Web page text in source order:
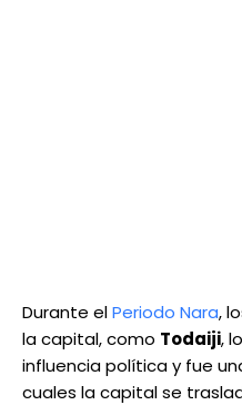
Durante elPeriodo Nara,
la capital, como Todaiji,
influencia política y fue
cuales la capital se